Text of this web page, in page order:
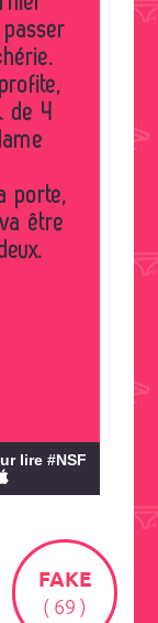
de 4
porte,
être
lire #NSF
FAKE
( 69 )